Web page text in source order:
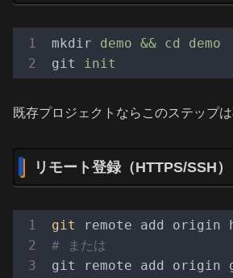
mkdir
demo && cd demo
git
init
既存プロジェクトならこのステップは
リモート登録（HTTPS/SSH）
git
# または
git remote add origin